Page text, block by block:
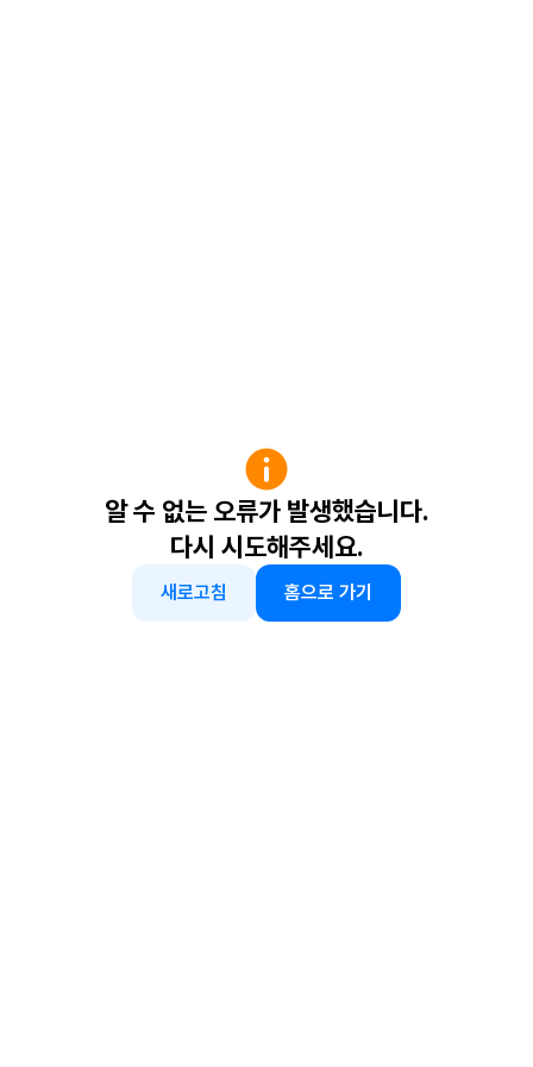
알 수 없는 오류가 발생했습니다.
다시 시도해주세요.
새로고침 홈으로 가기